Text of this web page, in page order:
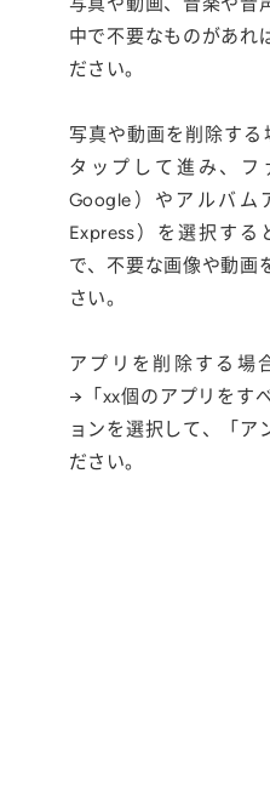
中で不要なものがあれ
ださい。
写真や動画を削除す
タップして進み、フ
Google）やアルバム
Express）を選択す
で、不要な画像や動画
さい。
アプリを削除する場
→「xx個のアプリをす
ョンを選択して、「ア
ださい。